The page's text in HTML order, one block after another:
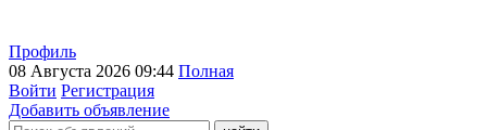
Профиль
08 Августа 2026 09:44 Полная
Войти Регистрация
Добавить объявление